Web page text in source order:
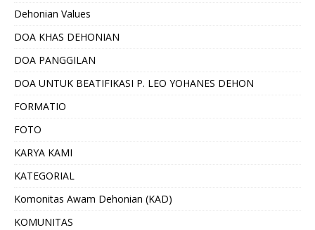
Dehonian Values
DOA KHAS DEHONIAN
DOA PANGGILAN
DOA UNTUK BEATIFIKASI P. LEO YOHANES DEHON
FORMATIO
FOTO
KARYA KAMI
KATEGORIAL
Komonitas Awam Dehonian (KAD)
KOMUNITAS